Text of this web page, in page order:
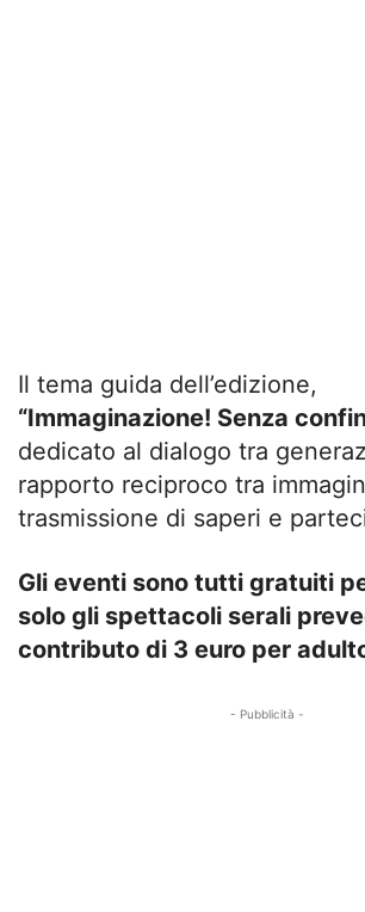
Il tema guida dell’edizione,
“Immaginazione! Senza
dedicato al dialogo tra
rapporto reciproco tra
trasmissione di saperi e
Gli eventi sono tutti gratuiti
solo gli spettacoli serali
contributo di 3 euro per
- Pubblicità -